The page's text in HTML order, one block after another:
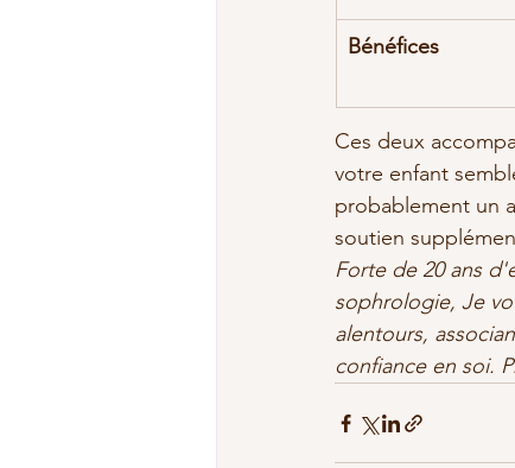
Bénéfices
Ces deux
votre enfant
probablement un
soutien
Forte de 20 ans
sophrologie, Je
alentours,
confiance en soi.